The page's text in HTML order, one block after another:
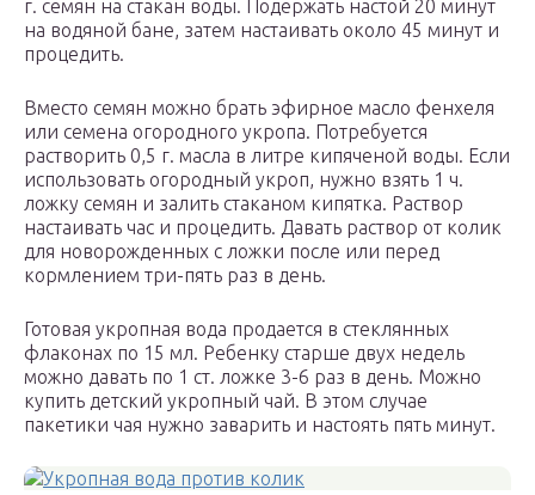
г. семян на стакан воды. Подержать настой 20 минут
на водяной бане, затем настаивать около 45 минут и
процедить.
Вместо семян можно брать эфирное масло фенхеля
или семена огородного укропа. Потребуется
растворить 0,5 г. масла в литре кипяченой воды. Если
использовать огородный укроп, нужно взять 1 ч.
ложку семян и залить стаканом кипятка. Раствор
настаивать час и процедить. Давать раствор от колик
для новорожденных с ложки после или перед
кормлением три-пять раз в день.
Готовая укропная вода продается в стеклянных
флаконах по 15 мл. Ребенку старше двух недель
можно давать по 1 ст. ложке 3-6 раз в день. Можно
купить детский укропный чай. В этом случае
пакетики чая нужно заварить и настоять пять минут.